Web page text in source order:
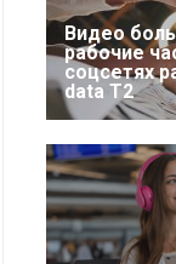
Видео
рабочие
соцсетях
data T2